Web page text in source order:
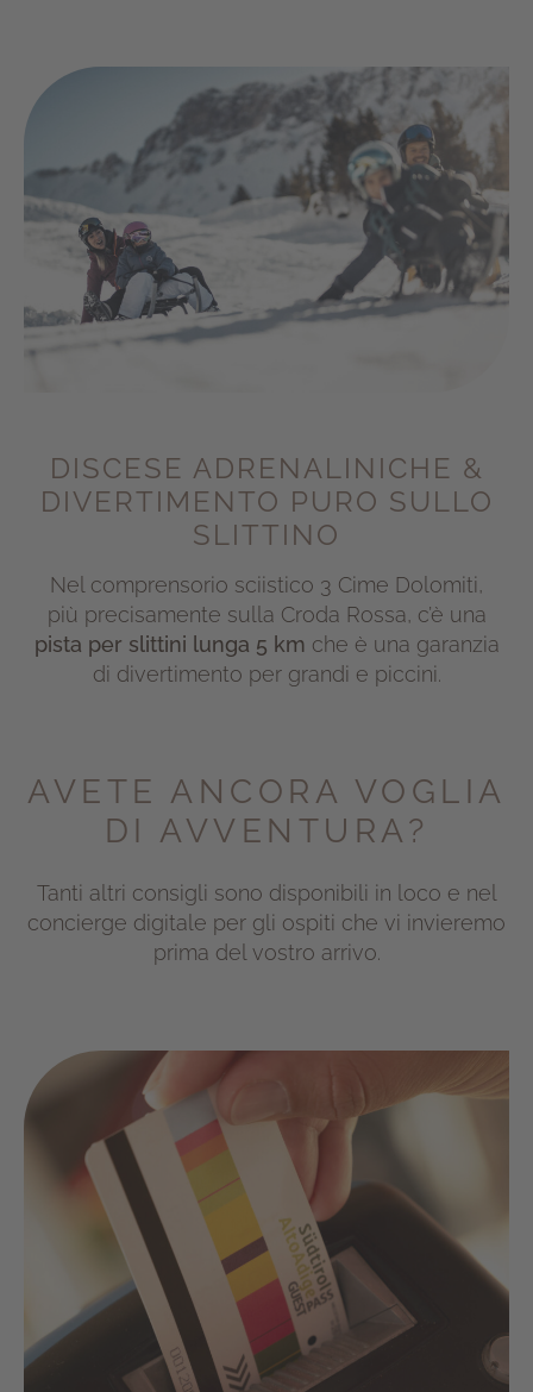
DISCESE ADRENALINICHE &
DIVERTIMENTO PURO SULLO
SLITTINO
Nel comprensorio sciistico 3 Cime Dolomiti,
più precisamente sulla Croda Rossa, c’è una
pista per slittini lunga 5 km che è una garanzia
di divertimento per grandi e piccini.
AVETE ANCORA VOGLIA
DI AVVENTURA?
Tanti altri consigli sono disponibili in loco e nel
concierge digitale per gli ospiti che vi invieremo
prima del vostro arrivo.